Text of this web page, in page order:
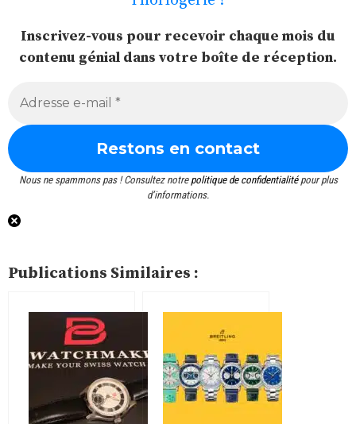
Inscrivez-vous pour recevoir chaque mois du
contenu génial dans votre boîte de réception.
Nous ne spammons pas ! Consultez notre politique de confidentialitépour plus
d’informations.
Publications Similaires :